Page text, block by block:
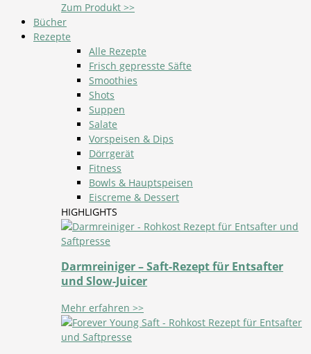
Zum Produkt >>
Bücher
Rezepte
Alle Rezepte
Frisch gepresste Säfte
Smoothies
Shots
Suppen
Salate
Vorspeisen & Dips
Dörrgerät
Fitness
Bowls & Hauptspeisen
Eiscreme & Dessert
HIGHLIGHTS
Darmreiniger – Saft-Rezept für Entsafter
und Slow-Juicer
Mehr erfahren >>